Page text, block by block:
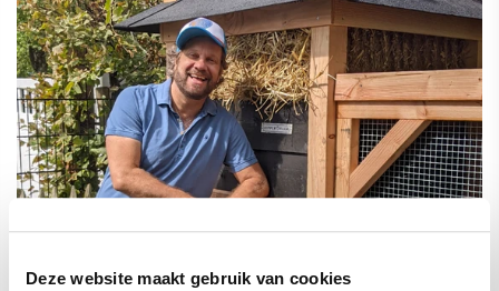
Deze website maakt gebruik van cookies